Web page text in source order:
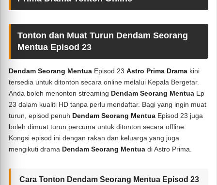
Tonton dan Muat Turun Dendam Seorang
Mentua Episod 23
Dendam Seorang Mentua Episod 23Astro Prima Drama kini
tersedia untuk ditonton secara online melalui Kepala Bergetar.
Anda boleh menonton streaming Dendam Seorang Mentua Ep
23 dalam kualiti HD tanpa perlu mendaftar. Bagi yang ingin muat
turun, episod penuh Dendam Seorang Mentua Episod 23 juga
boleh dimuat turun percuma untuk ditonton secara offline.
Kongsi episod ini dengan rakan dan keluarga yang juga
mengikuti drama Dendam Seorang Mentua di Astro Prima.
Cara Tonton Dendam Seorang Mentua Episod 23